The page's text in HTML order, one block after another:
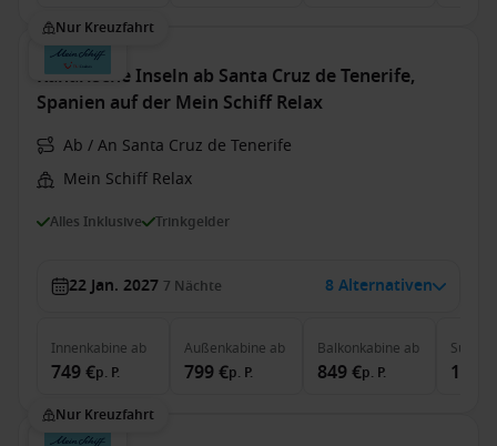
Nur Kreuzfahrt
Kanarische Inseln ab Santa Cruz de Tenerife,
Spanien auf der Mein Schiff Relax
Ab / An Santa Cruz de Tenerife
Mein Schiff Relax
Alles Inklusive Trinkgelder
22 Jan. 2027 7 Nächte 8 Alternativen
Innenkabine ab
749 €p. P.
Außenkabine ab
799 €p. P.
Balkonkabine ab
849 €p. P.
Suite
Nur Kreuzfahrt